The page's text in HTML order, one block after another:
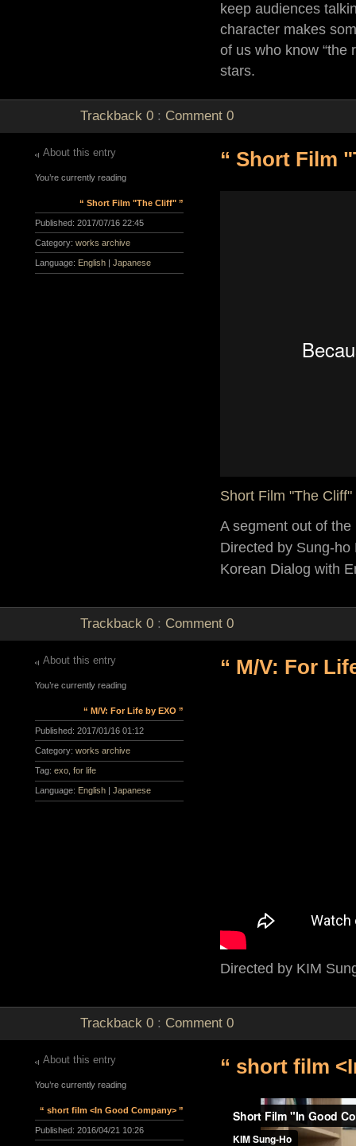
keep audiences
character makes
of us who know
stars.
Trackback 0 : Comment0
“ Short Film
Short Film "The Cliff"
A segment out of
Directed by Sung-ho
Korean Dialog with
About this entry
You’re currently reading
“ Short Film "The Cliff" ”
Published: 2017/07/16 22:45
Category: works archive
Language: English |Japanese
Trackback 0 : Comment0
“ M/V: For
Directed by KIM
About this entry
You’re currently reading
“ M/V: For Life by EXO ”
Published: 2017/01/16 01:12
Category: works archive
Tag: exo ,for life
Language: English |Japanese
Trackback 0 : Comment0
“ short film
About this entry
You’re currently reading
“ short film <In Good Company> ”
Published: 2016/04/21 10:26